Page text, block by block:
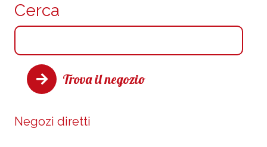
Cerca
Trova il negozio
Negozi diretti